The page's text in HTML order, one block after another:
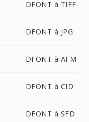
DFONT à TIFF
DFONT à JPG
DFONT à AFM
DFONT à CID
DFONT à SFD